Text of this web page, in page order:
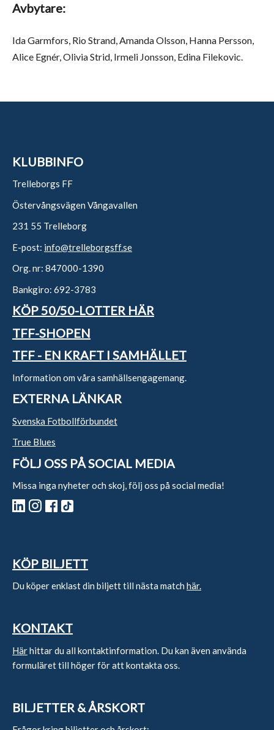
Avbytare:
Ida Garmfors, Rio Strand, Amanda Olsson, Hanna Persson,
Alice Egnér, Olivia Strid, Irmeli Jonsson, Edina Filekovic.
KLUBBINFO
Trelleborgs FF
Östervångsvägen Vångavallen
231 55 Trelleborg
E-post: info@trelleborgsff.se
Org. nr: 847000-1390
Bankgiro: 692-3783
KÖP 50/50-LOTTER HÄR
TFF-SHOPEN
TFF - EN KRAFT I SAMHÄLLET
Information om våra samhällsengagemang.
EXTERNA LÄNKAR
Svenska Fotbollförbundet
True Blues
FÖLJ OSS PÅ SOCIAL MEDIA
Missa inga nyheter och skoj, följ oss på social media!
KÖP BILJETT
Du köper enklast din biljett till nästa match här.
KONTAKT
Härhittar du all kontaktinformation. Du kan även använda
formuläret till höger för att kontakta oss.
BILJETTER & ÅRSKORT